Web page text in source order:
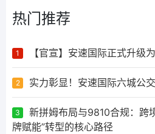
热门推荐
1 【官宣】安速国际正式升级
2 实力彰显！安速国际六城公
3
新拼姆布局与9810合规：跨
牌赋能”转型的核心路径